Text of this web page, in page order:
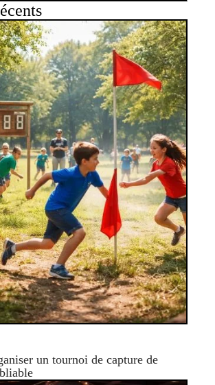
un tournoi de capture de